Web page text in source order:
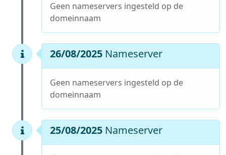
Geen nameservers ingesteld op de
domeinnaam
26/08/2025 Nameserver
Geen nameservers ingesteld op de
domeinnaam
25/08/2025 Nameserver